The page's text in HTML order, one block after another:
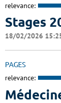
relevance:
Stages
18/02/2026
PAGES
relevance: